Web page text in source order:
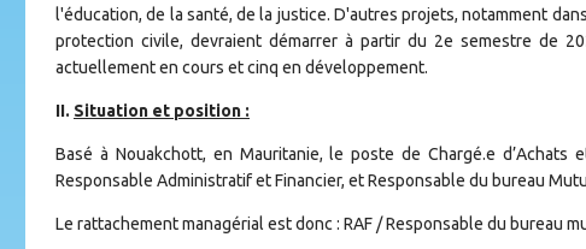
l'éducation, de la santé, de la justice. D'autres projets, notamment
protection civile, devraient démarrer à partir du 2e semestre de
actuellement en cours et cinq en développement.
II. Situation et position :
Basé à Nouakchott, en Mauritanie, le poste de Chargé.e
Responsable Administratif et Financier, et Responsable du bureau
Le rattachement managérial est donc : RAF / Responsable du bureau